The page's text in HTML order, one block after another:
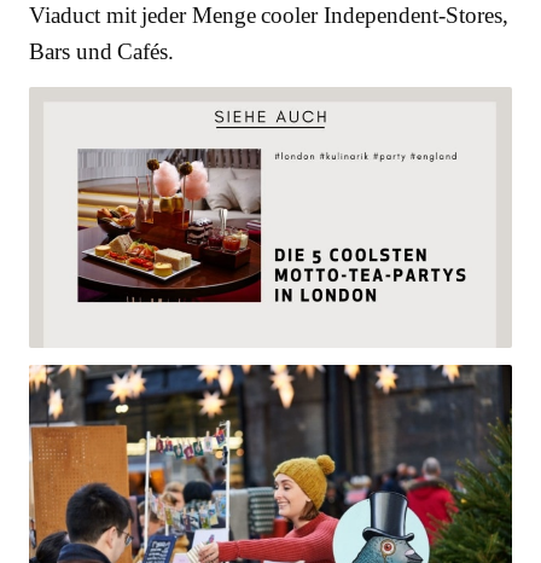
Viaduct mit jeder Menge cooler Independent-Stores,
Bars und Cafés.